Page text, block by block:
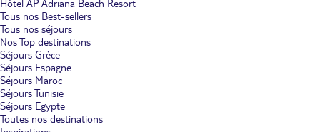
Hôtel AP Adriana Beach Resort
Tous nos Best-sellers
Tous nos séjours
Nos Top destinations
Séjours Grèce
Séjours Espagne
Séjours Maroc
Séjours Tunisie
Séjours Egypte
Toutes nos destinations